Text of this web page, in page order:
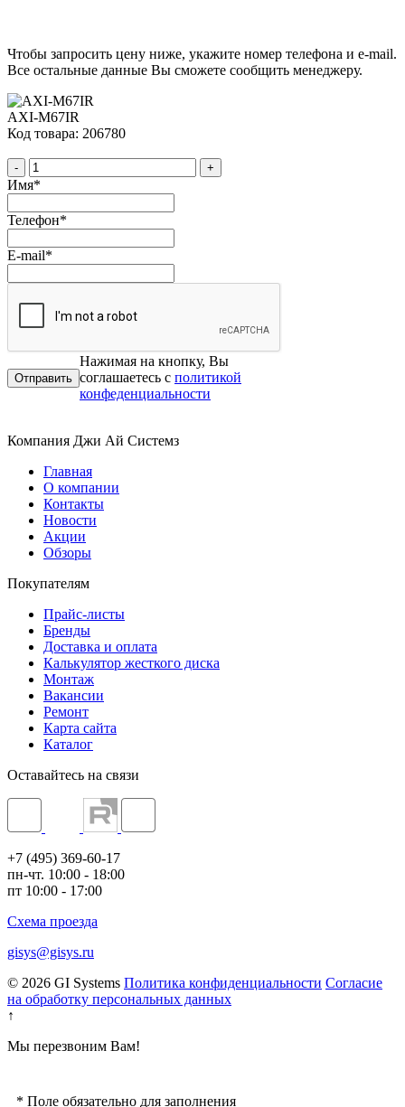
Чтобы запросить цену ниже, укажите номер телефона и e-mail.
Все остальные данные Вы сможете сообщить менеджеру.
AXI-M67IR
Код товара: 206780
- +
Имя*
Телефон*
E-mail*
Нажимая на кнопку, Вы
соглашаетесь с политикой
конфеденциальности
Компания Джи Ай Системз
Главная
О компании
Контакты
Новости
Акции
Обзоры
Покупателям
Прайс-листы
Бренды
Доставка и оплата
Калькулятор жесткого диска
Монтаж
Вакансии
Ремонт
Карта сайта
Каталог
Оставайтесь на связи
+7 (495) 369-60-17
пн-чт. 10:00 - 18:00
пт 10:00 - 17:00
Схема проезда
gisys@gisys.ru
© 2026 GI Systems Политика конфиденциальности Согласие
на обработку персональных данных
↑
Мы перезвоним Вам!
* Поле обязательно для заполнения